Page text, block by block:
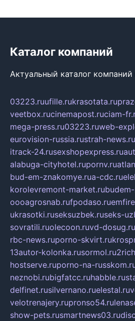
Каталог компаний
Актуальный каталог
03223.ruufille.rukrasotata.ru
veetbox.rucinemapost.ruciam-
mega-press.ru03223.ruweb-
eurovision-russia.rustrah-news.ru
itrack-24.rusexshopexpress.ru
alabuga-cityhotel.rupornv.ru
bud-em-znakomye.rua-cdc.ru
korolevremont-market.ru
oooagrosnab.rufpodaso.ru
ukrasotki.ruseksuzbek.ruseks-
sovratili.ruolecoon.ruvd-dosug.ru
rbc-news.ruporno-skvirt.ru
13autor-kolonka.rusormol.ru
hostserve.ruporno-na-
neznobi.rubigfatcc.ruhabble.ru
delfinet.rusilvernano.ruelestal.ru
velotrenajery.rupronso54.ru
show-pets.rusmartnews03.ru